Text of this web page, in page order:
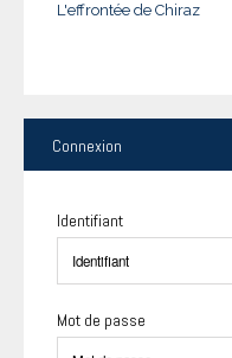
L'effrontée de Chiraz
Connexion
Identifiant
Mot de passe